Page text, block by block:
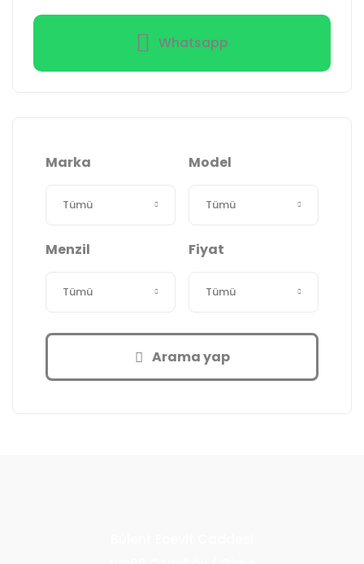
Whatsapp
Marka Model
Menzil Fiyat
Arama yap